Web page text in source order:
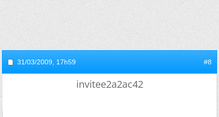
31/03/2009, 17h59 #8
invitee2a2ac42